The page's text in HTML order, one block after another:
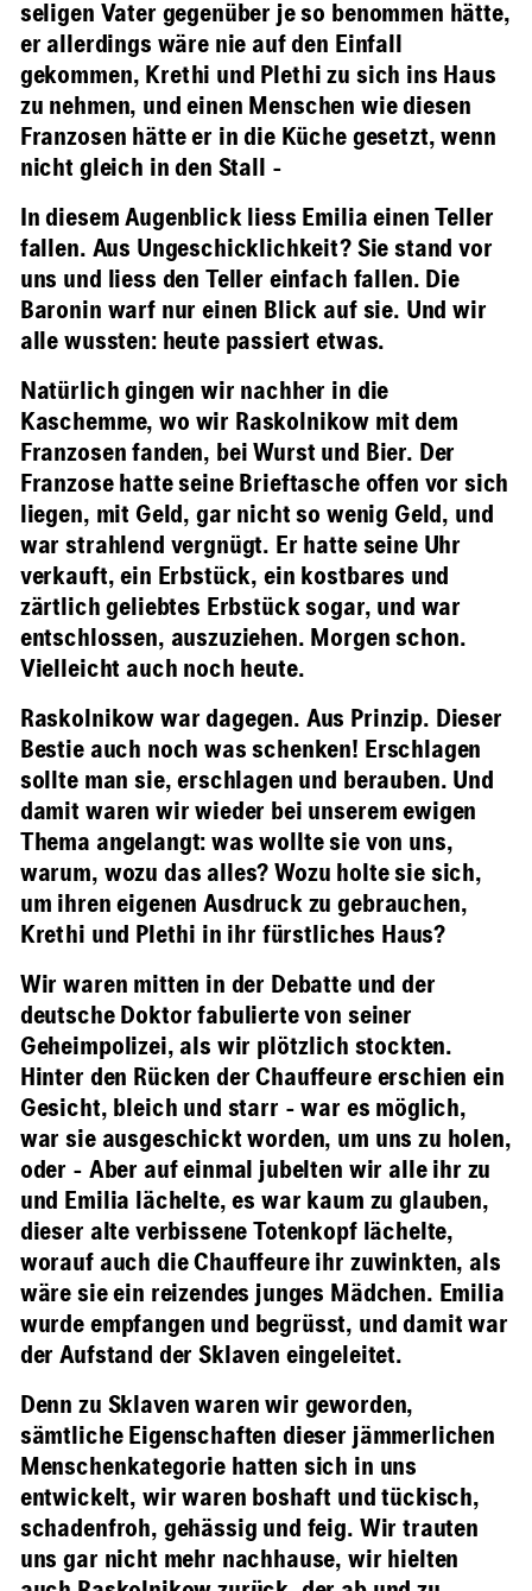
seligen Vater gegenüber je so benommen hätte,
er allerdings wäre nie auf den Einfall
gekommen, Krethi und Plethi zu sich ins Haus
zu nehmen, und einen Menschen wie diesen
Franzosen hätte er in die Küche gesetzt, wenn
nicht gleich in den Stall -
In diesem Augenblick liess Emilia einen Teller
fallen. Aus Ungeschicklichkeit? Sie stand vor
uns und liess den Teller einfach fallen. Die
Baronin warf nur einen Blick auf sie. Und wir
alle wussten: heute passiert etwas.
Natürlich gingen wir nachher in die
Kaschemme, wo wir Raskolnikow mit dem
Franzosen fanden, bei Wurst und Bier. Der
Franzose hatte seine Brieftasche offen vor sich
liegen, mit Geld, gar nicht so wenig Geld, und
war strahlend vergnügt. Er hatte seine Uhr
verkauft, ein Erbstück, ein kostbares und
zärtlich geliebtes Erbstück sogar, und war
entschlossen, auszuziehen. Morgen schon.
Vielleicht auch noch heute.
Raskolnikow war dagegen. Aus Prinzip. Dieser
Bestie auch noch was schenken! Erschlagen
sollte man sie, erschlagen und berauben. Und
damit waren wir wieder bei unserem ewigen
Thema angelangt: was wollte sie von uns,
warum, wozu das alles? Wozu holte sie sich,
um ihren eigenen Ausdruck zu gebrauchen,
Krethi und Plethi in ihr fürstliches Haus?
Wir waren mitten in der Debatte und der
deutsche Doktor fabulierte von seiner
Geheimpolizei, als wir plötzlich stockten.
Hinter den Rücken der Chauffeure erschien ein
Gesicht, bleich und starr - war es möglich,
war sie ausgeschickt worden, um uns zu holen,
oder - Aber auf einmal jubelten wir alle ihr zu
und Emilia lächelte, es war kaum zu glauben,
dieser alte verbissene Totenkopf lächelte,
worauf auch die Chauffeure ihr zuwinkten, als
wäre sie ein reizendes junges Mädchen. Emilia
wurde empfangen und begrüsst, und damit war
der Aufstand der Sklaven eingeleitet.
Denn zu Sklaven waren wir geworden,
sämtliche Eigenschaften dieser jämmerlichen
Menschenkategorie hatten sich in uns
entwickelt, wir waren boshaft und tückisch,
schadenfroh, gehässig und feig. Wir trauten
uns gar nicht mehr nachhause, wir hielten